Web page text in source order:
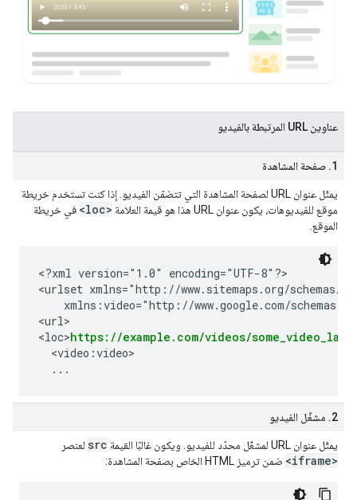
عناوين URL المرتبطة بالفيديو
1. صفحة المشاهدة
يمثّل عنوان URL لصفحة المشاهدة التي تتضمّن الفيديو. إذا كنت تستخدم خريطة
موقع للفيديوهات، يكون عنوان URL هذا هو قيمة العلامة
<loc> في خريطة
الموقع.
<?xml version="1.0" encoding="UTF-8"?>
<urlset xmlns="http://www.sitemaps.org/schemas/
xmlns:video="http://www.google.com/schemas/
<url>
<loc>https://example.com/videos/
  <video:video>
2. مشغّل الفيديو
يمثّل عنوان URL لمشغّل محدّد للفيديو. ويكون غالبًا القيمة src لعنصر
<iframe> ضمن ترميز HTML الخاص بصفحة المشاهدة: